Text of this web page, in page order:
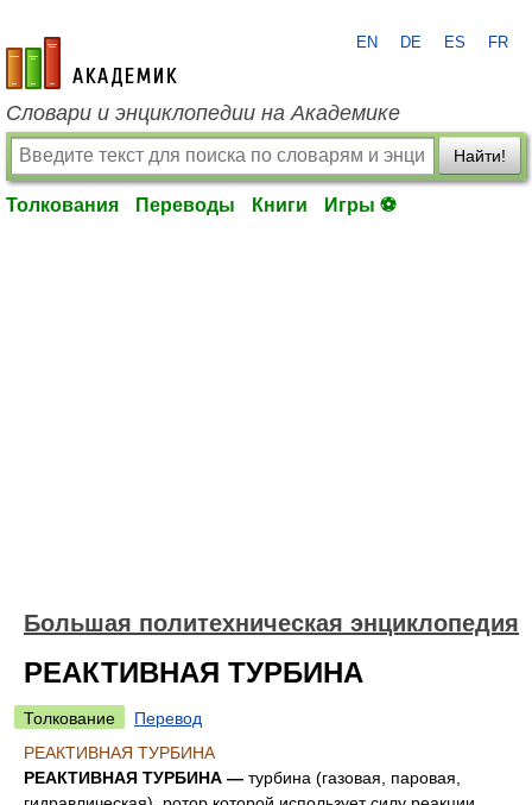
academic.ru
EN DE ES FR
Словари и энциклопедии на Академике
Найти!
Толкования Переводы Книги Игры ⚽
Большая политехническая энциклопедия
РЕАКТИВНАЯ ТУРБИНА
Толкование
Перевод
РЕАКТИВНАЯ ТУРБИНА
РЕАКТИВНАЯ ТУРБИНА — турбина (газовая, паровая,